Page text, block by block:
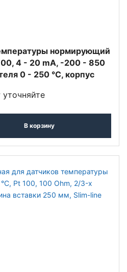
нормирующий
4 - 20 mA, -200 - 850
0 - 250 °C, корпус
уточняйте
В корзину